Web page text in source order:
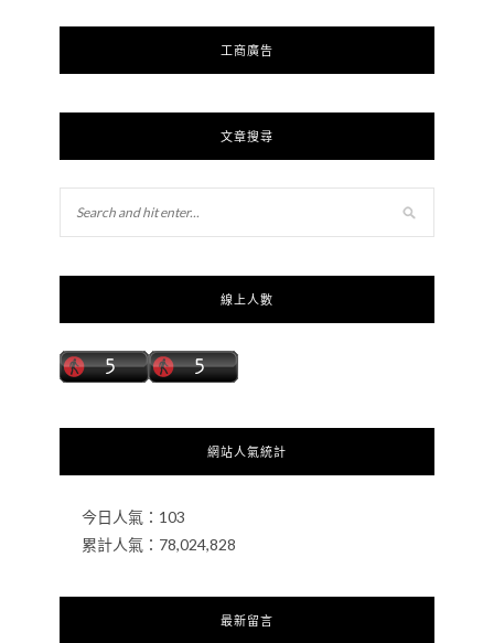
工商廣告
文章搜尋
線上人數
網站人氣統計
今日人氣： 103
累計人氣： 78,024,828
最新留言